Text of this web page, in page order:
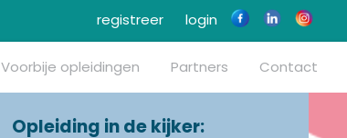
login
registreer
Voorbije opleidingen Partners Contact
Opleiding in de kijker: